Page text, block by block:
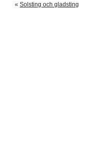
« Solsting och gladsting